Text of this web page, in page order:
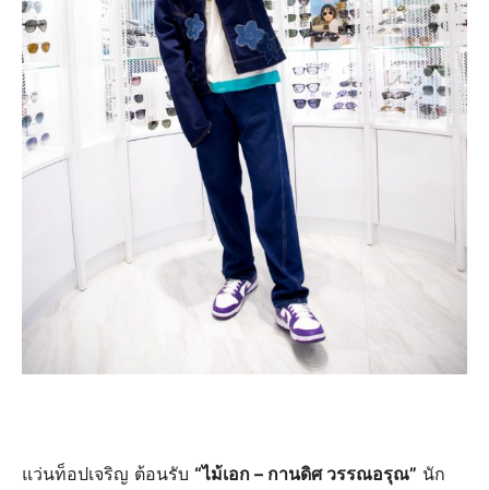
แว่นท็อปเจริญ ต้อนรับ “ไม้เอก – กานดิศ วรรณอรุณ” นัก